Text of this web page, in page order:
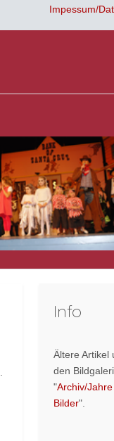
Impessum/
Info
Ältere Artikel
den
"Archiv/
Bilder".